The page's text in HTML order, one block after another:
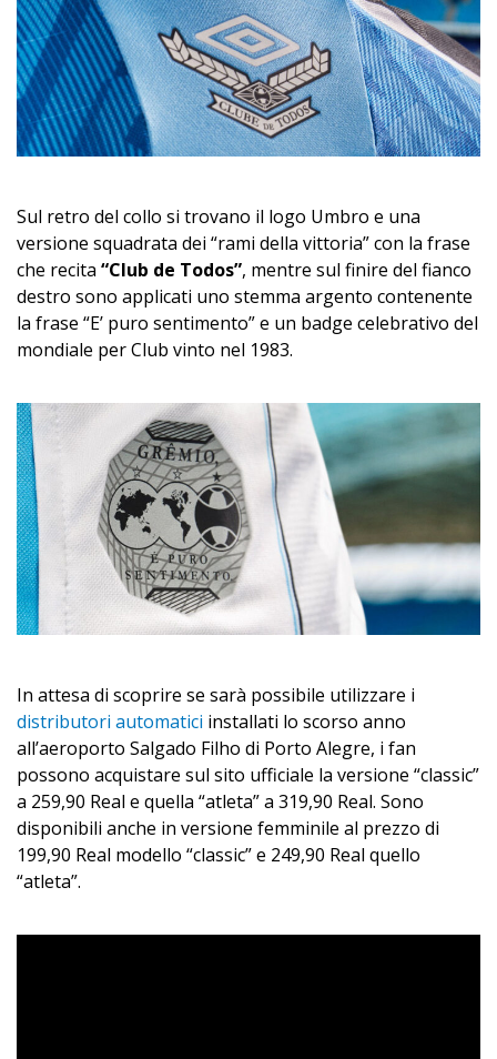
Sul retro del collo si trovano il logo Umbro e una
versione squadrata dei “rami della vittoria” con la frase
che recita “Club de Todos”, mentre sul finire del fianco
destro sono applicati uno stemma argento contenente
la frase “E’ puro sentimento” e un badge celebrativo del
mondiale per Club vinto nel 1983.
In attesa di scoprire se sarà possibile utilizzare i
distributori automatici installati lo scorso anno
all’aeroporto Salgado Filho di Porto Alegre, i fan
possono acquistare sul sito ufficiale la versione “classic”
a 259,90 Real e quella “atleta” a 319,90 Real. Sono
disponibili anche in versione femminile al prezzo di
199,90 Real modello “classic” e 249,90 Real quello
“atleta”.